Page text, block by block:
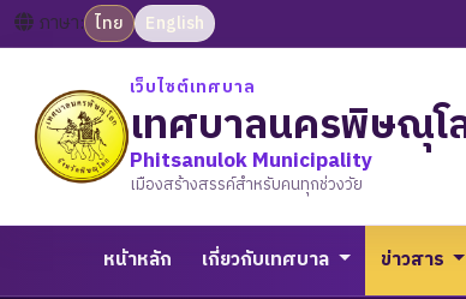
ภาษา: ไทย English
เว็บไซต์เทศบาล
เทศบาลนครพิษณุโ
Phitsanulok Municipality
เมืองสร้างสรรค์สำหรับคนทุกช่วงวัย
หน้าหลัก เกี่ยวกับเทศบาล ข่าวสาร